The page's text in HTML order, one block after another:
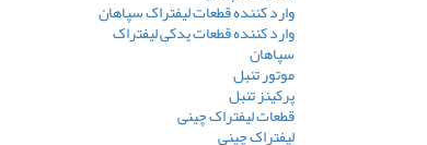
وارد کننده قطعات لیفتراک سپاهان
وارد کننده قطعات یدکی لیفتراک
سپاهان
موتور تنبل
پرکینز تنبل
قطعات لیفتراک چینی
لیفتراک چینی